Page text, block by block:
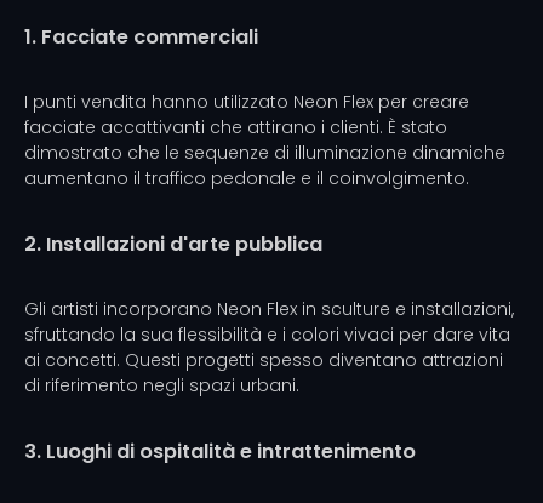
1. Facciate commerciali
I punti vendita hanno utilizzato Neon Flex per creare
facciate accattivanti che attirano i clienti. È stato
dimostrato che le sequenze di illuminazione dinamiche
aumentano il traffico pedonale e il coinvolgimento.
2. Installazioni d'arte pubblica
Gli artisti incorporano Neon Flex in sculture e installazioni,
sfruttando la sua flessibilità e i colori vivaci per dare vita
ai concetti. Questi progetti spesso diventano attrazioni
di riferimento negli spazi urbani.
3. Luoghi di ospitalità e intrattenimento